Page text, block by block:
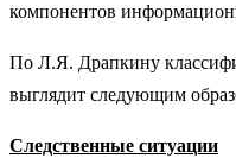
компонентов
По Л.Я. Драпкину
выглядит следующим
Следственные ситуации